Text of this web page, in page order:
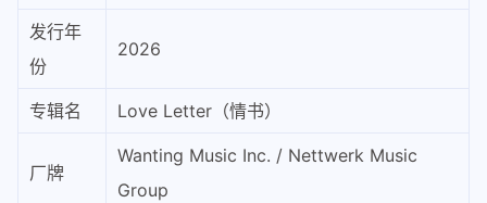
发行年
份
2026
专辑名 Love Letter（情书）
厂牌
Wanting Music Inc. / Nettwerk Music
Group